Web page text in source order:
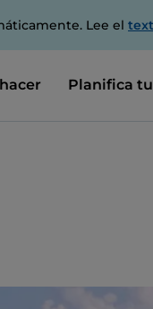
Lee el
Planifica